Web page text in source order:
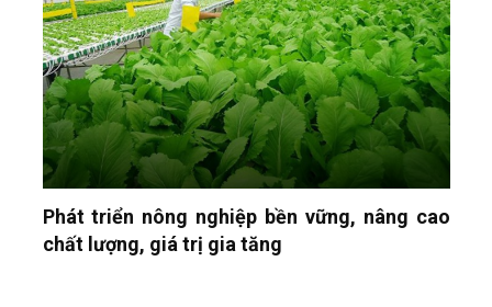
Phát triển nông nghiệp bền vững, nâng cao
chất lượng, giá trị gia tăng